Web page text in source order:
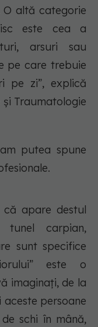
O altă categorie
este cea a
arsuri sau
pe care trebuie
pe zi”, explică
Traumatologie
putea spune
apare destul
carpian,
sunt specifice
este o
imaginați, de la
persoane
schi în mână,